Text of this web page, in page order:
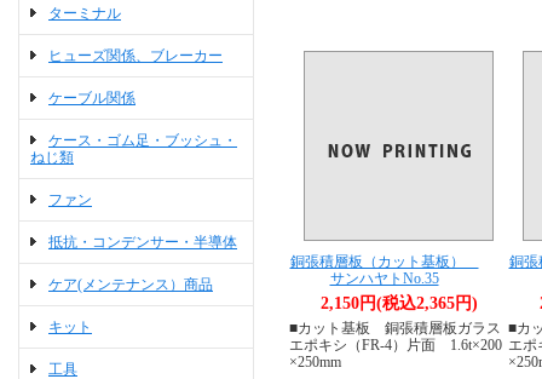
ターミナル
ヒューズ関係、ブレーカー
ケーブル関係
ケース・ゴム足・ブッシュ・
ねじ類
ファン
抵抗・コンデンサー・半導体
ケア(メンテナンス）商品
キット
工具
銅張積層板（カット基板）
サンハヤトNo.35
2,150円(税込2,365円)
■カット基板 銅張積層板ガラス
エポキシ（FR-4）片面 1.6t×200
×250mm
銅
■カ
エポ